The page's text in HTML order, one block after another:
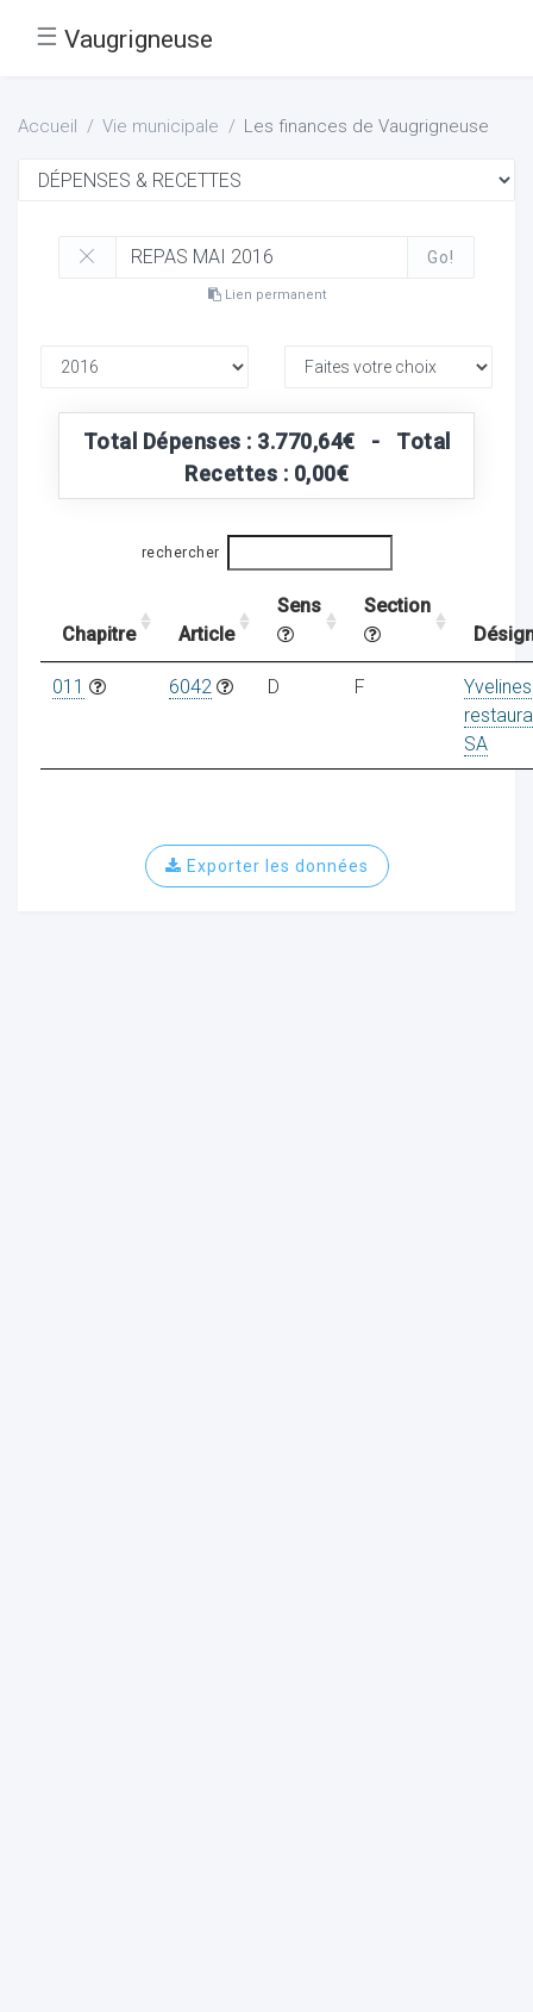
☰ Vaugrigneuse
Accueil Vie municipale Les finances de Vaugrigneuse
Go!
Lien permanent
Total Dépenses : 3.770,64€ - Total
Recettes : 0,00€
rechercher
Chapitre Article
Sens
Section
011 6042 D F
Yvelines
SA
Exporter les données